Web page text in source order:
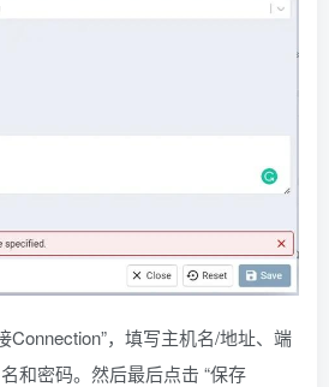
Connection”，填写主机名/地址、端
和密码。然后最后点击 “保存